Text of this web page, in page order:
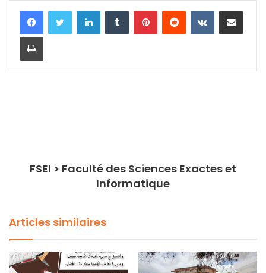
LinkedinTumblr PinterestReddit VKontaktePartager par email
Imprimer
FSEI > Faculté des Sciences Exactes et
Informatique
Articles similaires